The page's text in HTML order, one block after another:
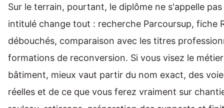
Sur le terrain, pourtant, le diplôme ne s'appelle
intitulé change tout : recherche Parcoursup, fiche
débouchés, comparaison avec les titres
formations de reconversion. Si vous visez le
bâtiment, mieux vaut partir du nom exact, des
réelles et de ce que vous ferez vraiment sur